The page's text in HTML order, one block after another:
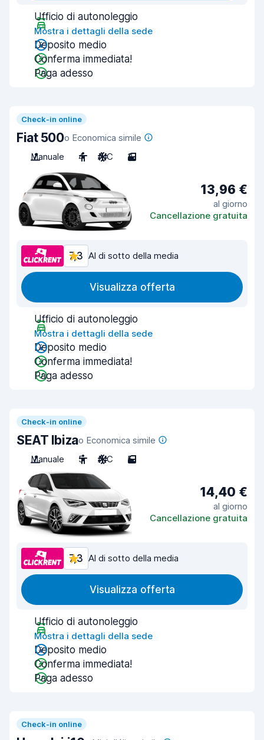
Ufficio di autonoleggio
Mostra i dettagli della sede
Deposito medio
Conferma immediata!
Paga adesso
Check-in online
Fiat 500o Economica simile
Manuale
4 A/C 3
13,96 €
al giorno
Cancellazione gratuita
7,3 Al di sotto della media
Visualizza offerta
Ufficio di autonoleggio
Mostra i dettagli della sede
Deposito medio
Conferma immediata!
Paga adesso
Check-in online
SEAT Ibizao Economica simile
Manuale
5 A/C 5
14,40 €
al giorno
Cancellazione gratuita
7,3 Al di sotto della media
Visualizza offerta
Ufficio di autonoleggio
Mostra i dettagli della sede
Deposito medio
Conferma immediata!
Paga adesso
Check-in online